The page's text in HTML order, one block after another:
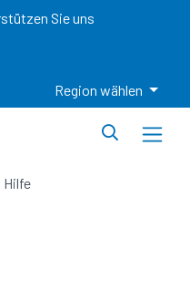
Sie uns
Region wählen
Hilfe